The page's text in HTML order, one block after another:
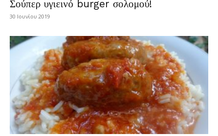
Σούπερ υγιεινό burger σολομού!
30 Ιουνίου 2019